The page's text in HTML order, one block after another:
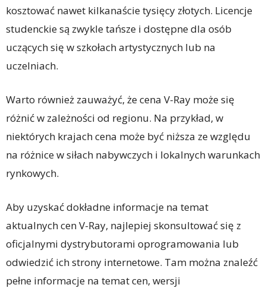
kosztować nawet kilkanaście tysięcy złotych. Licencje
studenckie są zwykle tańsze i dostępne dla osób
uczących się w szkołach artystycznych lub na
uczelniach.
Warto również zauważyć, że cena V-Ray może się
różnić w zależności od regionu. Na przykład, w
niektórych krajach cena może być niższa ze względu
na różnice w siłach nabywczych i lokalnych warunkach
rynkowych.
Aby uzyskać dokładne informacje na temat
aktualnych cen V-Ray, najlepiej skonsultować się z
oficjalnymi dystrybutorami oprogramowania lub
odwiedzić ich strony internetowe. Tam można znaleźć
pełne informacje na temat cen, wersji